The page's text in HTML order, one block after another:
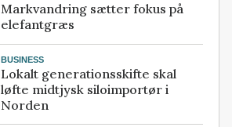
Markvandring sætter fokus på
elefantgræs
BUSINESS
Lokalt generationsskifte skal
løfte midtjysk siloimportør i
Norden